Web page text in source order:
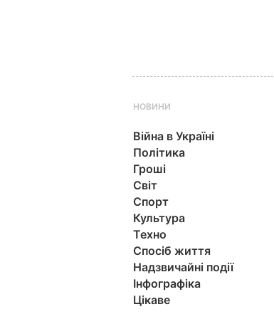
НОВИНИ
Війна в Україні
Політика
Гроші
Світ
Спорт
Культура
Техно
Спосіб життя
Надзвичайні події
Інфографіка
Цікаве